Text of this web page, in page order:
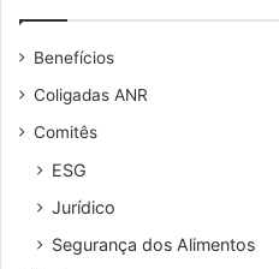
e
n
e
Benefícios
Coligadas ANR
Comitês
ESG
Jurídico
Segurança dos Alimentos